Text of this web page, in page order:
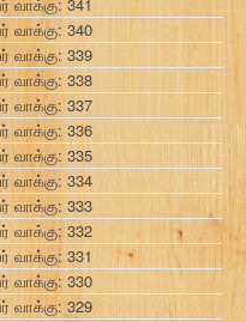
வாக்கு: 340
வாக்கு: 339
வாக்கு: 338
வாக்கு: 337
வாக்கு: 336
வாக்கு: 335
வாக்கு: 334
வாக்கு: 333
வாக்கு: 332
வாக்கு: 331
வாக்கு: 330
வாக்கு: 329